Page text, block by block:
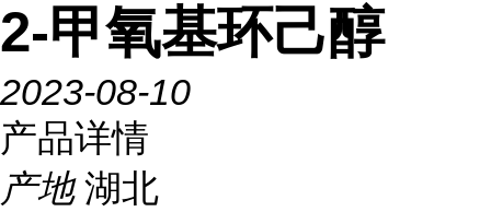
2-甲氧基环己醇
2023-08-10
产品详情
产地 湖北